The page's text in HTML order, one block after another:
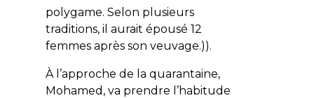
polygame. Selon plusieurs
traditions, il aurait épousé 12
femmes après son veuvage.)).
À l’approche de la quarantaine,
Mohamed, va prendre l’habitude